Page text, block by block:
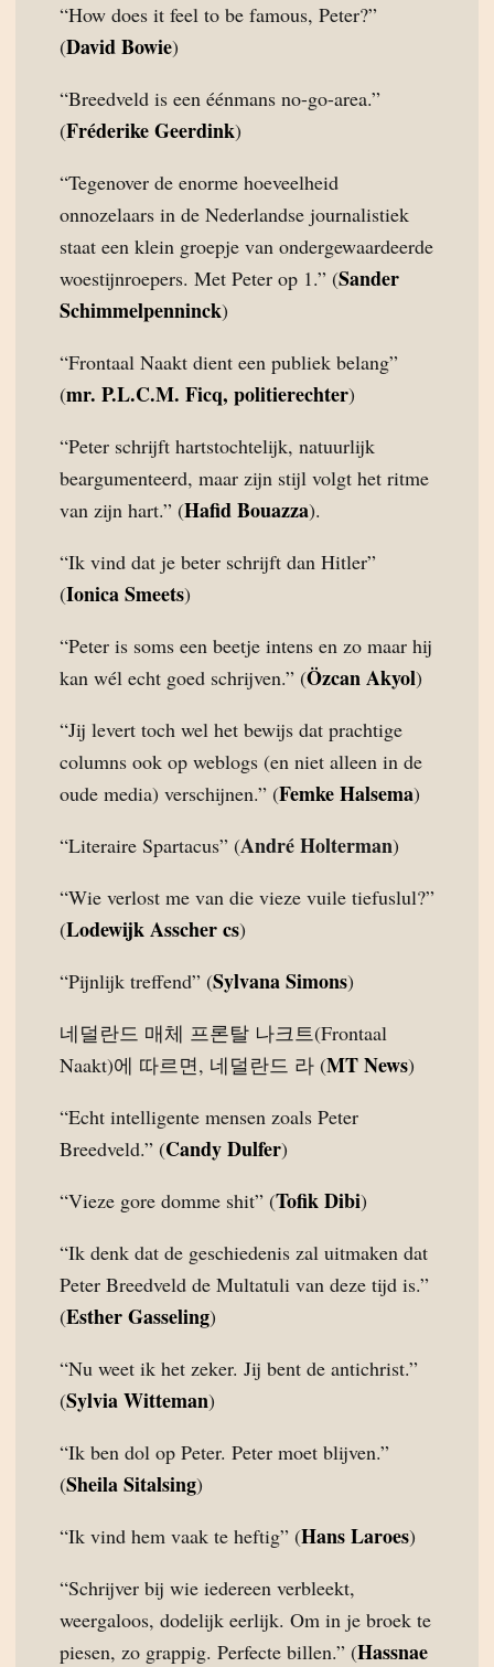
“How does it feel to be famous, Peter?”
(David Bowie)
“Breedveld is een éénmans no-go-area.”
(Fréderike Geerdink)
“Tegenover de enorme hoeveelheid
onnozelaars in de Nederlandse journalistiek
staat een klein groepje van ondergewaardeerde
woestijnroepers. Met Peter op 1.” (Sander
Schimmelpenninck)
“Frontaal Naakt dient een publiek belang”
(mr. P.L.C.M. Ficq, politierechter)
“Peter schrijft hartstochtelijk, natuurlijk
beargumenteerd, maar zijn stijl volgt het ritme
van zijn hart.” (Hafid Bouazza).
“Ik vind dat je beter schrijft dan Hitler”
(Ionica Smeets)
“Peter is soms een beetje intens en zo maar hij
kan wél echt goed schrijven.” (Özcan Akyol)
“Jij levert toch wel het bewijs dat prachtige
columns ook op weblogs (en niet alleen in de
oude media) verschijnen.” (Femke Halsema)
“Literaire Spartacus” (André Holterman)
“Wie verlost me van die vieze vuile tiefuslul?”
(Lodewijk Asscher cs)
“Pijnlijk treffend” (Sylvana Simons)
네덜란드 매체 프론탈 나크트(Frontaal
Naakt)에 따르면, 네덜란드 라 (MT News)
“Echt intelligente mensen zoals Peter
Breedveld.” (Candy Dulfer)
“Vieze gore domme shit” (Tofik Dibi)
“Ik denk dat de geschiedenis zal uitmaken dat
Peter Breedveld de Multatuli van deze tijd is.”
(Esther Gasseling)
“Nu weet ik het zeker. Jij bent de antichrist.”
(Sylvia Witteman)
“Ik ben dol op Peter. Peter moet blijven.”
(Sheila Sitalsing)
“Ik vind hem vaak te heftig” (Hans Laroes)
“Schrijver bij wie iedereen verbleekt,
weergaloos, dodelijk eerlijk. Om in je broek te
piesen, zo grappig. Perfecte billen.” (Hassnae